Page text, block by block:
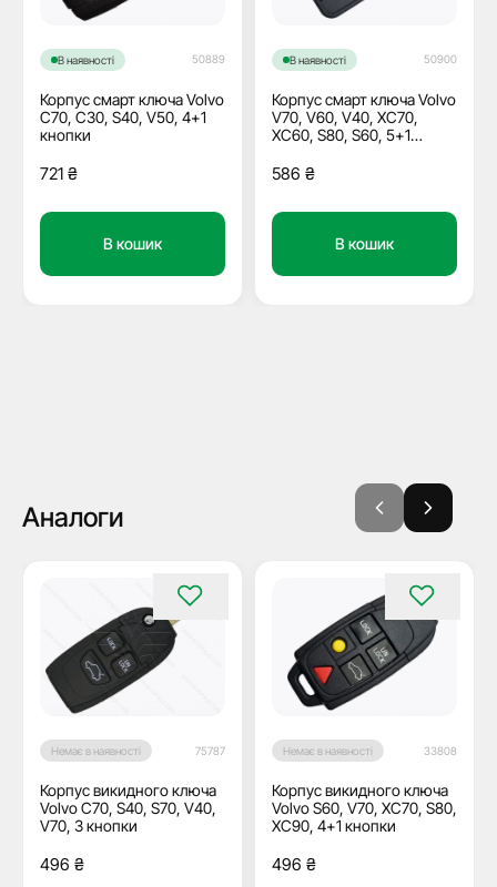
В наявності 50889
Корпус смарт ключа Volvo
C70, C30, S40, V50, 4+1
кнопки
721 ₴
В кошик
В наявності 50900
Корпус смарт ключа Volvo
V70, V60, V40, XC70,
XC60, S80, S60, 5+1
586 ₴
В кошик
Аналоги
Немає в наявності 75787
Корпус викидного ключа
Volvo C70, S40, S70, V40,
V70, 3 кнопки
496 ₴
Немає в наявності 33808
Корпус викидного ключа
Volvo S60, V70, XC70, S80,
XC90, 4+1 кнопки
496 ₴